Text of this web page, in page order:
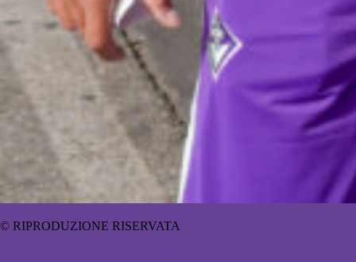
© RIPRODUZIONE RISERVATA